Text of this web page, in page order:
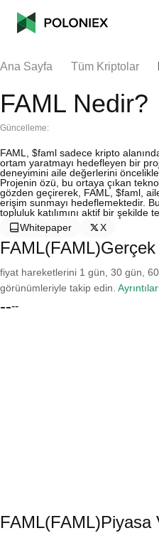
Ana Sayfa Tüm Kriptolar
FAML Nedir?
Güncelleme:
FAML, $faml sadece kripto
ortam yaratmayı hedefleyen bir
deneyimini aile değerlerini
Projenin özü, bu ortaya çıkan
gözden geçirerek, FAML, $faml,
erişim sunmayı hedeflemektedir.
topluluk katılımını aktif bir şekilde
Whitepaper
X
fiyat hareketlerini 1 gün, 30 gün,
görünümleriyle takip edin.
----
FAML(FAML)Piyasa